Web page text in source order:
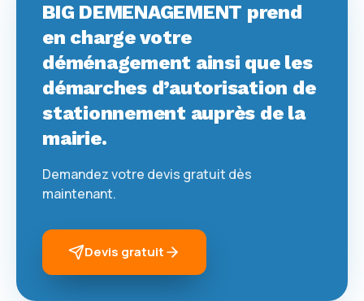
BIG DEMENAGEMENT prend
en charge votre
déménagement ainsi que les
démarches d’autorisation de
stationnement auprès de la
mairie.
Demandez votre devis gratuit dès
maintenant.
Devis gratuit